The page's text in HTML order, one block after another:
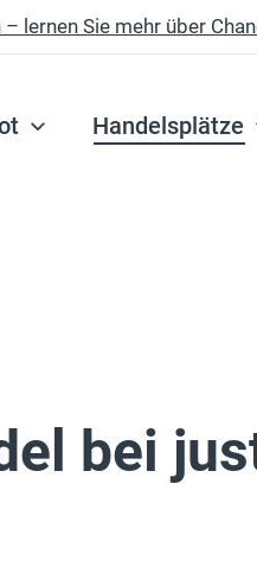
lernen Sie mehr über
Handelsplätze
bei